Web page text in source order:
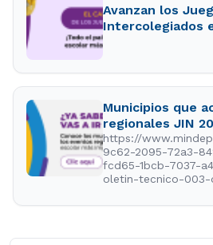
Avanzan los
Intercolegiados
Municipios que
regionales JIN
https://
9c62-2095-72a3-
fcd65-1bcb-7037-
oletin-tecnico-